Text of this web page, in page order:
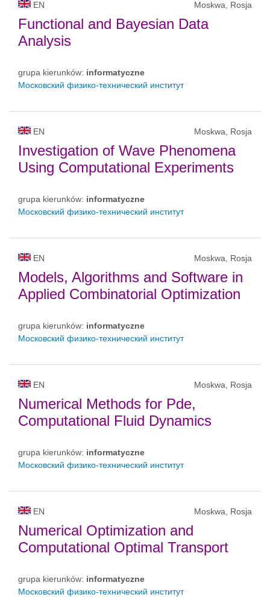
EN Moskwa, Rosja
Functional and Bayesian Data
Analysis
grupa kierunków: informatyczne
Московский физико-технический институт
EN Moskwa, Rosja
Investigation of Wave Phenomena
Using Computational Experiments
grupa kierunków: informatyczne
Московский физико-технический институт
EN Moskwa, Rosja
Models, Algorithms and Software in
Applied Combinatorial Optimization
grupa kierunków: informatyczne
Московский физико-технический институт
EN Moskwa, Rosja
Numerical Methods for Pde,
Computational Fluid Dynamics
grupa kierunków: informatyczne
Московский физико-технический институт
EN Moskwa, Rosja
Numerical Optimization and
Computational Optimal Transport
grupa kierunków: informatyczne
Московский физико-технический институт